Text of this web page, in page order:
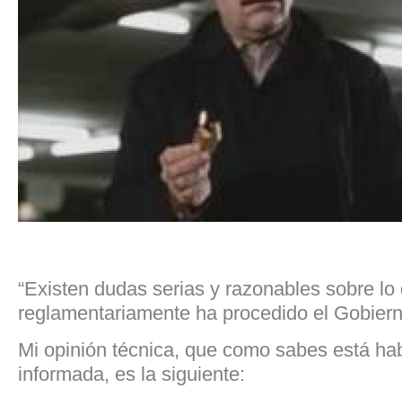
“Existen dudas serias y razonables sobre lo
reglamentariamente ha procedido el
Mi opinión técnica, que como sabes está
informada, es la siguiente: